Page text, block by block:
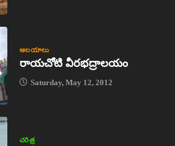
ఆలయాలు
రాయచోటి వీరభద్రాలయం
Saturday, May 12, 2012
చరిత్ర